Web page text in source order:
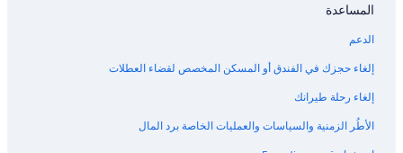
المساعدة
الدعم
إلغاء حجزك في الفندق أو المسكن المخصص لقضاء العطلات
إلغاء رحلة طيرانك
الأطُر الزمنية والسياسات والعمليات الخاصة برد المال